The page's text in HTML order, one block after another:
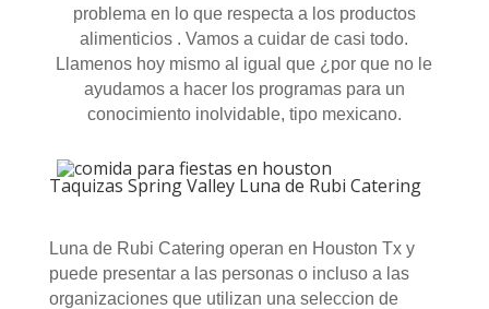
problema en lo que respecta a los productos
alimenticios . Vamos a cuidar de casi todo.
Llamenos hoy mismo al igual que ¿por que no le
ayudamos a hacer los programas para un
conocimiento inolvidable, tipo mexicano.
Taquizas Spring Valley Luna de Rubi Catering
Luna de Rubi Catering operan en Houston Tx y
puede presentar a las personas o incluso a las
organizaciones que utilizan una seleccion de